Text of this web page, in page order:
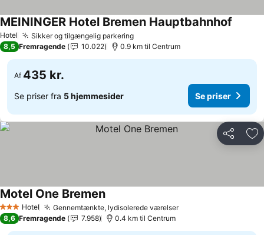
Hotel Sikker og tilgængelig parkering
MEININGER Hotel Bremen Hauptbahnhof
8,5 Fremragende 10.022 0.9 km til Centrum
Af 435 kr.
Se priser fra 5 hjemmesider Se priser
Del
3 StjernerHotel Gennemtænkte, lydisolerede værelser
Motel One Bremen
8,6 Fremragende 7.958 0.4 km til Centrum